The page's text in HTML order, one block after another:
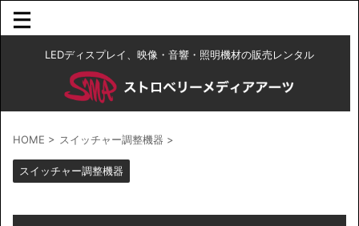
LEDディスプレイ、映像・音響・照明機材の販売レンタル
HOME > スイッチャー調整機器 >
スイッチャー調整機器